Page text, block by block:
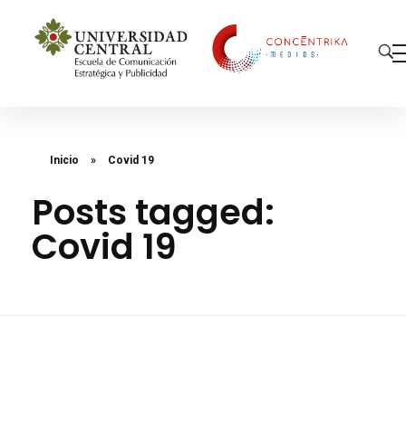
Inicio » Covid 19
Posts tagged:
Covid 19